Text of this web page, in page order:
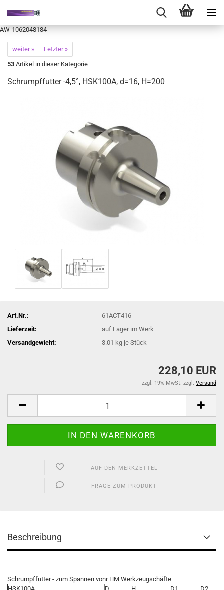
AW-1062048184
weiter »
Letzter »
53 Artikel in dieser Kategorie
Schrumpffutter -4,5°, HSK100A, d=16, H=200
Art.Nr.:
61ACT416
Lieferzeit:
auf Lager im Werk
Versandgewicht:
3.01 kg je Stück
228,10 EUR
zzgl. 19% MwSt. zzgl. Versand
AUF DEN MERKZETTEL
FRAGE ZUM PRODUKT
Beschreibung
Schrumpffutter - zum Spannen vonr HM Werkzeugschäfte